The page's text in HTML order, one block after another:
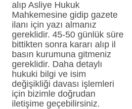
alıp Asliye Hukuk
Mahkemesine gidip gazete
ilanı için yazı almanız
gereklidir. 45-50 günlük süre
bittikten sonra kararı alıp il
basın kurumuna gitmeniz
gereklidir. Daha detaylı
hukuki bilgi ve isim
değişikliği davası işlemleri
için bizimle doğrudan
iletişime geçebilirsiniz.